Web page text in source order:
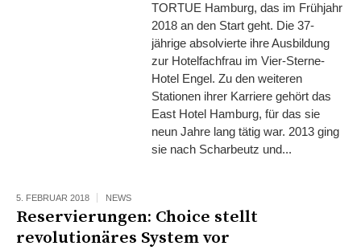
TORTUE Hamburg, das im Frühjahr
2018 an den Start geht. Die 37-
jährige absolvierte ihre Ausbildung
zur Hotelfachfrau im Vier-Sterne-
Hotel Engel. Zu den weiteren
Stationen ihrer Karriere gehört das
East Hotel Hamburg, für das sie
neun Jahre lang tätig war. 2013 ging
sie nach Scharbeutz und...
5. FEBRUAR 2018 NEWS
Reservierungen: Choice stellt
revolutionäres System vor